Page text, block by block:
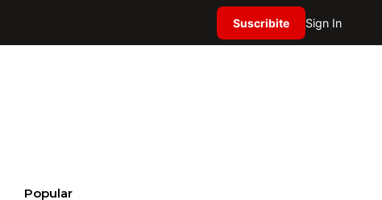
Suscribite Sign In
Popular